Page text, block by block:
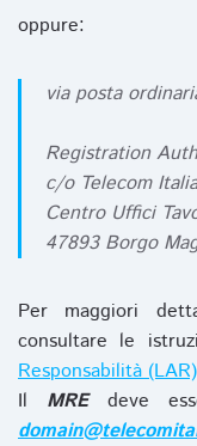
oppure:
via posta
Registration
c/o Telecom
Centro Uffici
47893 Borgo
Per maggiori
consultare le
Responsabilità (LAR)
Il MREdeve